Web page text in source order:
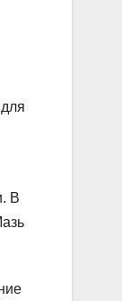
В